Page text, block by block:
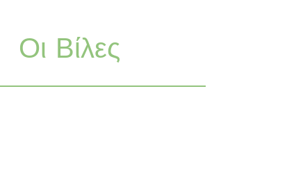
Οι Βίλες